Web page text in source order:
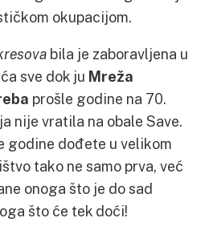
okupacijom.
bila je zaboravljena u
sve dok ju Mreža
prošle godine na 70.
nije vratila na obale Save.
godine dođete u velikom
tako ne samo prva, već
onoga što je do sad
što će tek doći!